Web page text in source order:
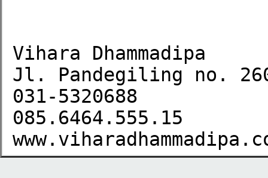
Vihara Dhammadipa
Jl. Pandegiling no.
031-5320688
085.6464.555.15